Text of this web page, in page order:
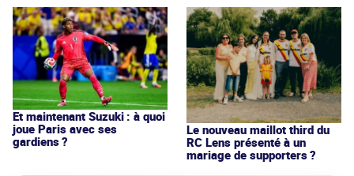
Et maintenant Suzuki : à quoi
joue Paris avec ses
gardiens ?
Le nouveau maillot third du
RC Lens présenté à un
mariage de supporters ?